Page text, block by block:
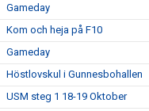
Gameday
Kom och heja på F10
Gameday
Höstlovskul i Gunnesbohallen
USM steg 1 18-19 Oktober